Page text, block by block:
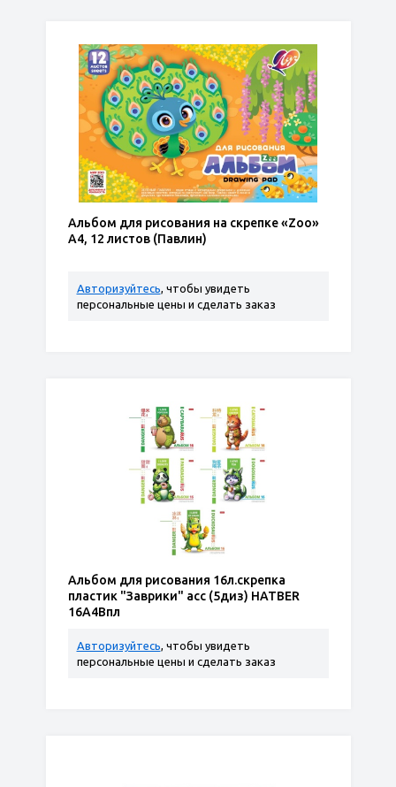
Альбом для рисования на скрепке «Zoo»
А4, 12 листов (Павлин)
Авторизуйтесь, чтобы увидеть
персональные цены и сделать заказ
Альбом для рисования 16л.скрепка
пластик "Заврики" асс (5диз) HATBER
16А4Впл
Авторизуйтесь, чтобы увидеть
персональные цены и сделать заказ